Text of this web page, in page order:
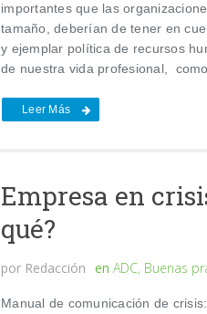
importantes que las
tamaño, deberían de tener en
y ejemplar política de recursos
de nuestra vida profesional,
Leer Más
Empresa en
qué?
por Redacción en ADC, Buenas
Manual de comunicación de